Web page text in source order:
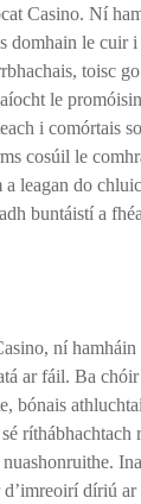
Casino. Ní
domhain le cuir
toisc
le
i comórtais
cosúil le
leagan do
buntáistí a
ní
ar fáil. Ba
bónais
d’imreoirí díriú